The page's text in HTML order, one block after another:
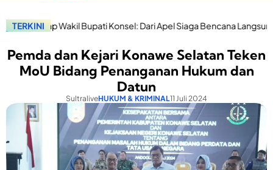
TERKINI
Bupati Konsel: Dari Apel Siaga Bencana Langsung Salurkan
Pemda dan Kejari Konawe Selatan Teken
MoU Bidang Penanganan Hukum dan
Datun
SultraliveHUKUM & KRIMINAL11 Juli 2024